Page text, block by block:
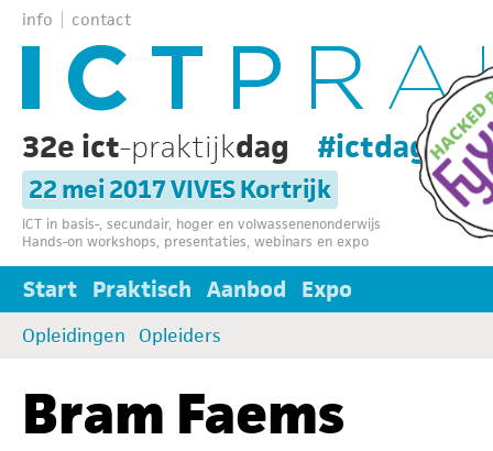
info contact
32e ict-praktijkdag #ictdag32
22 mei 2017 VIVES Kortrijk
ICT in basis-, secundair, hoger en volwassenenonderwijs
Hands-on workshops, presentaties, webinars en expo
Start Praktisch Aanbod Expo
Opleidingen Opleiders
Bram Faems